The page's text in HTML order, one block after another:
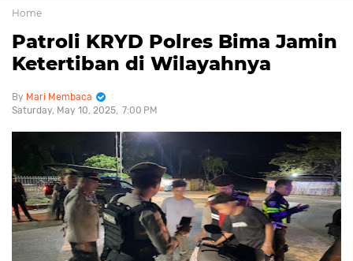
Home
Patroli KRYD Polres Bima Jamin
Ketertiban di Wilayahnya
Mari Membaca
Saturday, May 10, 2025 7:00 PM